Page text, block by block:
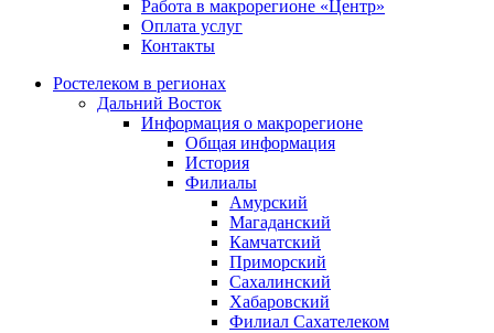
Работа в макрорегионе «Центр»
Оплата услуг
Контакты
Ростелеком в регионах
Дальний Восток
Информация о макрорегионе
Общая информация
История
Филиалы
Амурский
Магаданский
Камчатский
Приморский
Сахалинский
Хабаровский
Филиал Сахателеком